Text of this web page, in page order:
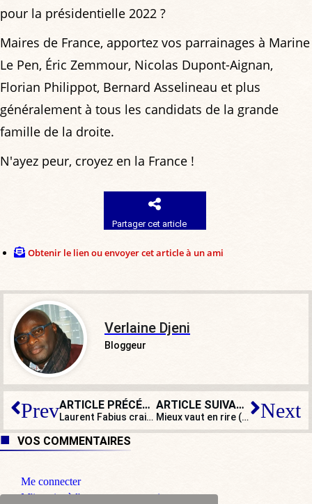
pour la présidentielle 2022 ?
Maires de France, apportez vos parrainages à Marine
Le Pen, Éric Zemmour, Nicolas Dupont-Aignan,
Florian Philippot, Bernard Asselineau et plus
généralement à tous les candidats de la grande
famille de la droite.
N'ayez peur, croyez en la France !
Partager cet article
Obtenir le lien ou envoyer cet article à un ami
Verlaine Djeni
Bloggeur
Prev ARTICLE PRÉCÉDENT
Laurent Fabius craint pour l’État de droit : rien ne l’arrête !
ARTICLE SUIVANT
Mieux vaut en rire (ou pas) : 2022 commence très fort, avec Maître Gims, le Kärcher™ selon Aphatie, Ruth Elkrief, et Emmanuel Macron qui emm… les Français Next
VOS COMMENTAIRES
Me connecter
M'inscrire à l'espace commentaire